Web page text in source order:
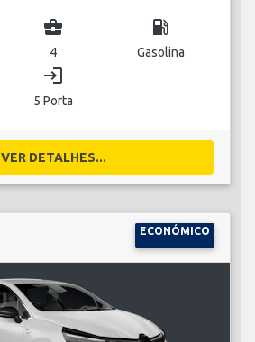
business_center
4
local_gas_station
Gasolina
login
5 Porta
VER DETALHES...
ECONÓMICO